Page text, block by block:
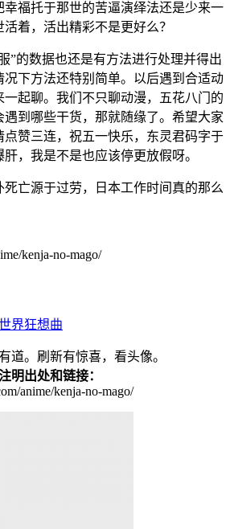
幸福托于那世的苦逼演绎法还是少来一
着，活出精彩不是更好么？
”的数据也还是有方法进行处理并得出
下方法还特别简单。以后遇到合适动
起聊。我们不只聊动漫，五花八门的
到哪些干货，那就随缘了。希望大家
点赞三连，祝五一快乐，东灵君码字于
，我是不是也应该停更放假呀。
kenja-no-mago/
界狂想曲
道。刷新有惊喜，看头像。
明出处和链接：
anime/kenja-no-mago/